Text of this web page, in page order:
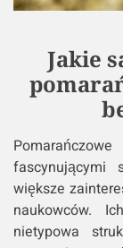
Jakie
fascynującymi
większe
naukowców.
nietypowa